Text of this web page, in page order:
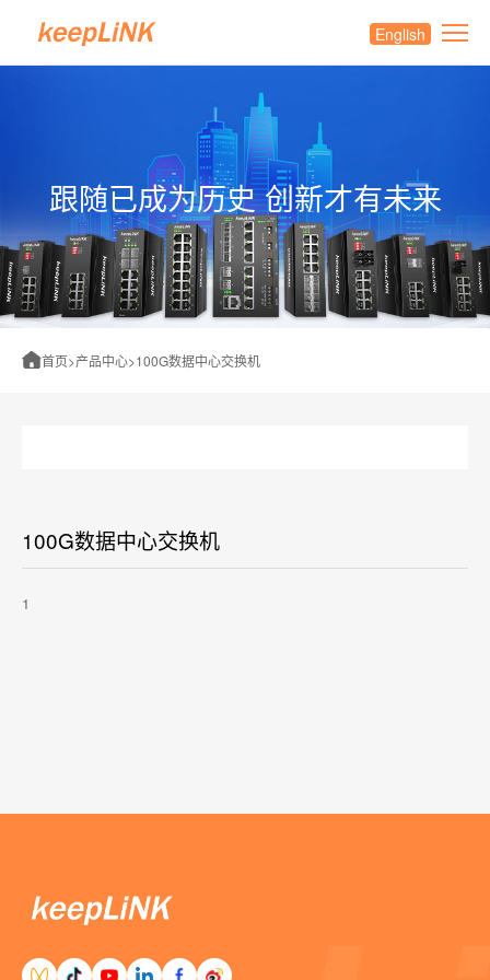
English
跟随已成为历史 创新才有未来
首页>产品中心>100G数据中心交换机
100G数据中心交换机
1